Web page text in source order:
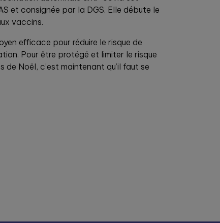
et consignée par la DGS. Elle débute le
vaccins.
efficace pour réduire le risque de
Pour être protégé et limiter le risque
Noël, c’est maintenant qu’il faut se